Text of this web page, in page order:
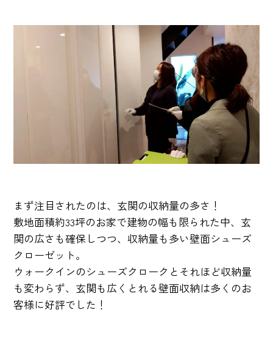
まず注目されたのは、玄関の収納量の多さ！
敷地面積約33坪のお家で建物の幅も限られた中、玄
関の広さも確保しつつ、収納量も多い壁面シューズ
クローゼット。
ウォークインのシューズクロークとそれほど収納量
も変わらず、玄関も広くとれる壁面収納は多くのお
客様に好評でした！